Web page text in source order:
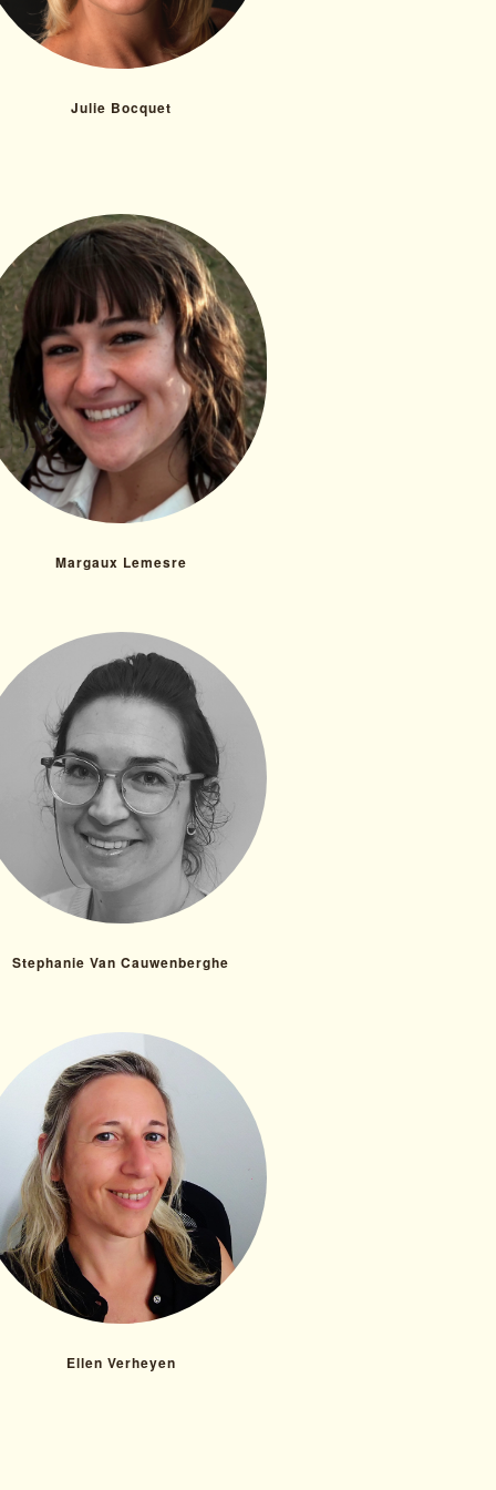
Julie Bocquet
Margaux Lemesre
Stephanie Van Cauwenberghe
Ellen Verheyen